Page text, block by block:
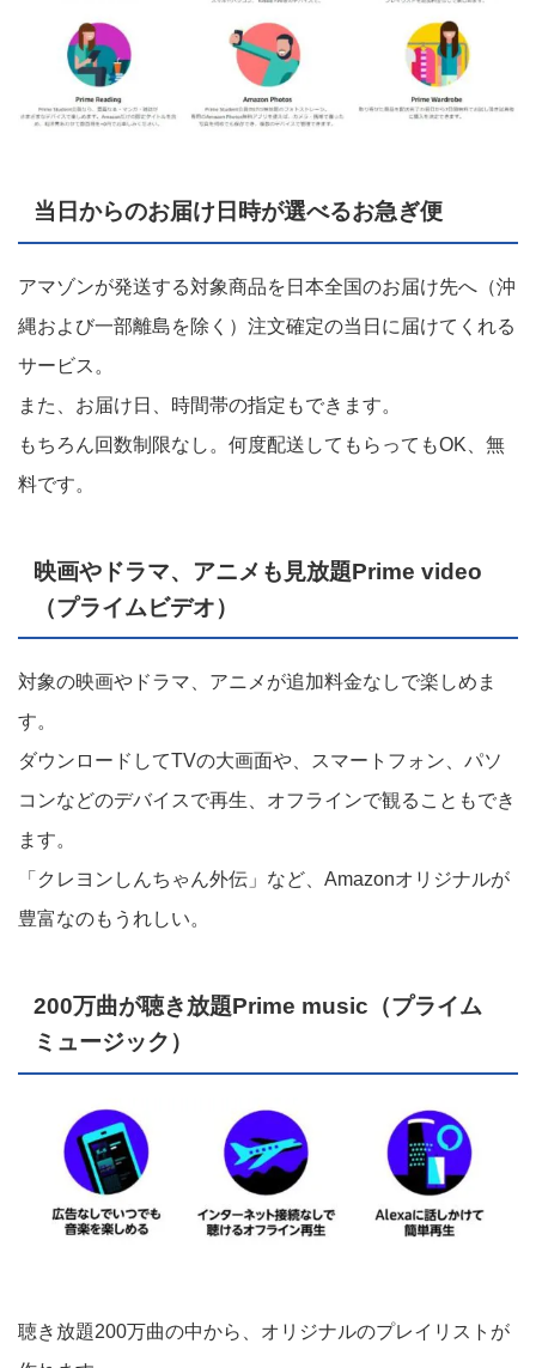
当日からのお届け日時が選べるお急ぎ便
アマゾンが発送する対象商品を日本全国のお届け先へ（沖
縄および一部離島を除く）注文確定の当日に届けてくれる
サービス。
また、お届け日、時間帯の指定もできます。
もちろん回数制限なし。何度配送してもらってもOK、無
料です。
映画やドラマ、アニメも見放題Prime video
（プライムビデオ）
対象の映画やドラマ、アニメが追加料金なしで楽しめま
す。
ダウンロードしてTVの大画面や、スマートフォン、パソ
コンなどのデバイスで再生、オフラインで観ることもでき
ます。
「クレヨンしんちゃん外伝」など、Amazonオリジナルが
豊富なのもうれしい。
200万曲が聴き放題Prime music（プライム
ミュージック）
聴き放題200万曲の中から、オリジナルのプレイリストが